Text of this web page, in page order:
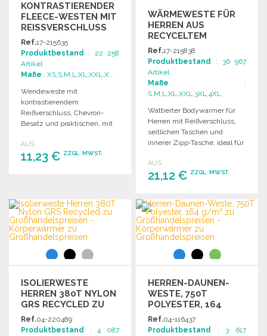
KONTRASTIERENDER
FLEECE-WESTEN MIT
REISSVERSCHLUSS Z
U G
ROSSHANDELSPREISEN
Ref.17-215635
Produktbestand : 22 258
Artikel
Maße : XS,S,M,L,XL,XXL,X...
Wendeweste mit
kontrastierendem
Reißverschluss, Chevron-
Besatz und praktischen, mit
Taschen. Ideal für jeden
Anlass.
AUS
11,23 € ZZGL. MWST.
Angebot anfordern
WÄRMEWESTE FÜR
HERREN AUS
RECYCELTEM
POLYESTER
Ref.17-215838
Produktbestand : 36 967
Artikel
Maße :
S,M,L,XL,XXL,3XL,4XL
Wattierter Bodywarmer für
Herren mit Reißverschluss,
seitlichen Taschen und
innerer Zipp-Tasche, ideal für
AUS
21,12 € ZZGL. MWST.
BESTELLEN
Angebot anfordern
ISOLIERWESTE
HERREN 380T NYLON
GRS RECYCLED ZU
GROSSHANDELSPREISEN
Ref.04-220489
Produktbestand : 4 087
HERREN-DAUNEN-
WESTE, 750T
POLYESTER, 164
G/M² ZU
GROSSHANDELSPREISEN
Ref.04-116437
Produktbestand : 3 617